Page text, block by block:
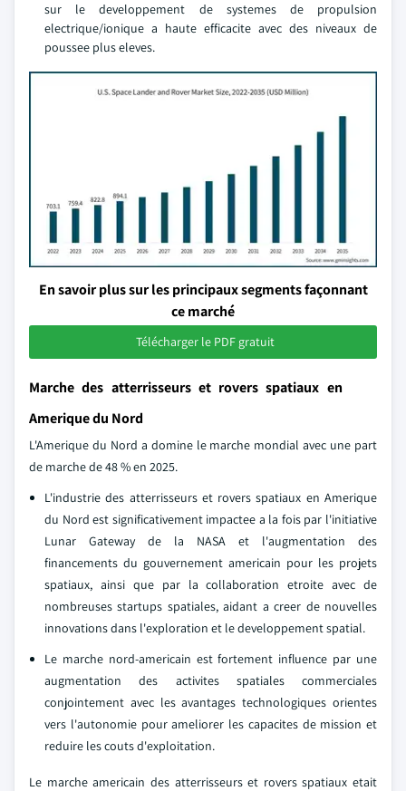
sur le developpement de systemes de propulsion
electrique/ionique a haute efficacite avec des niveaux de
poussee plus eleves.
En savoir plus sur les principaux segments façonnant
ce marché
Télécharger le PDF gratuit
Marche des atterrisseurs et rovers spatiaux en
Amerique du Nord
L'Amerique du Nord a domine le marche mondial avec une part
de marche de 48 % en 2025.
L'industrie des atterrisseurs et rovers spatiaux en Amerique
du Nord est significativement impactee a la fois par l'initiative
Lunar Gateway de la NASA et l'augmentation des
financements du gouvernement americain pour les projets
spatiaux, ainsi que par la collaboration etroite avec de
nombreuses startups spatiales, aidant a creer de nouvelles
innovations dans l'exploration et le developpement spatial.
Le marche nord-americain est fortement influence par une
augmentation des activites spatiales commerciales
conjointement avec les avantages technologiques orientes
vers l'autonomie pour ameliorer les capacites de mission et
reduire les couts d'exploitation.
Le marche americain des atterrisseurs et rovers spatiaux etait